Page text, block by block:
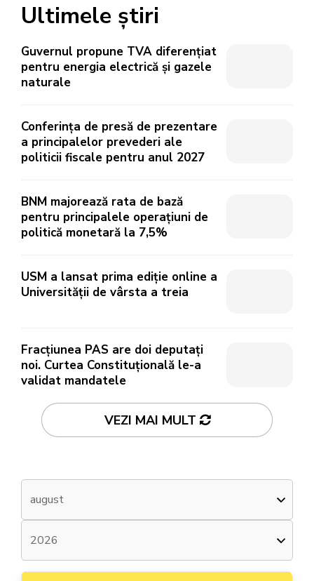
Ultimele știri
Guvernul propune TVA diferențiat
pentru energia electrică și gazele
naturale
Conferința de presă de prezentare
a principalelor prevederi ale
politicii fiscale pentru anul 2027
BNM majorează rata de bază
pentru principalele operațiuni de
politică monetară la 7,5%
USM a lansat prima ediție online a
Universității de vârsta a treia
Fracțiunea PAS are doi deputați
noi. Curtea Constituțională le-a
validat mandatele
VEZI MAI MULT